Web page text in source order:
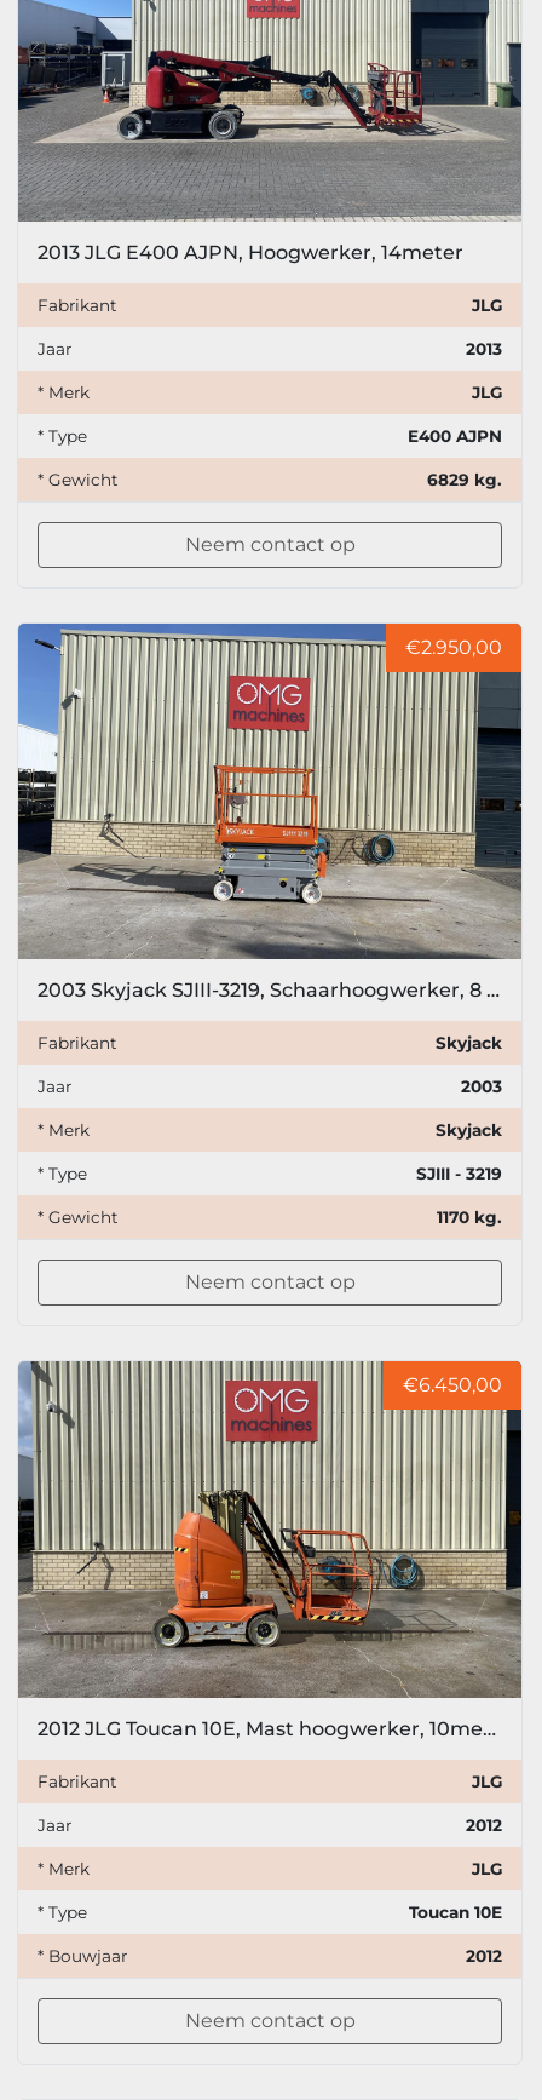
2013 JLG E400 AJPN, Hoogwerker, 14meter
Fabrikant JLG
Jaar 2013
* Merk JLG
* Type E400 AJPN
* Gewicht 6829 kg.
Neem contact op
€2.950,00
2003 Skyjack SJIII-3219, Schaarhoogwerker, 8 meter
Fabrikant Skyjack
Jaar 2003
* Merk Skyjack
* Type SJIII - 3219
* Gewicht 1170 kg.
Neem contact op
€6.450,00
2012 JLG Toucan 10E, Mast hoogwerker, 10meter
Fabrikant JLG
Jaar 2012
* Merk JLG
* Type Toucan 10E
* Bouwjaar 2012
Neem contact op